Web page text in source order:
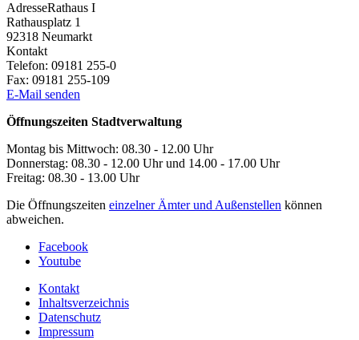
AdresseRathaus I
Rathausplatz 1
92318 Neumarkt
Kontakt
Telefon: 09181 255-0
Fax: 09181 255-109
E-Mail senden
Öffnungszeiten Stadtverwaltung
Montag bis Mittwoch: 08.30 - 12.00 Uhr
Donnerstag: 08.30 - 12.00 Uhr und 14.00 - 17.00 Uhr
Freitag: 08.30 - 13.00 Uhr
Die Öffnungszeiten einzelner Ämter und Außenstellen können
abweichen.
Facebook
Youtube
Kontakt
Inhaltsverzeichnis
Datenschutz
Impressum